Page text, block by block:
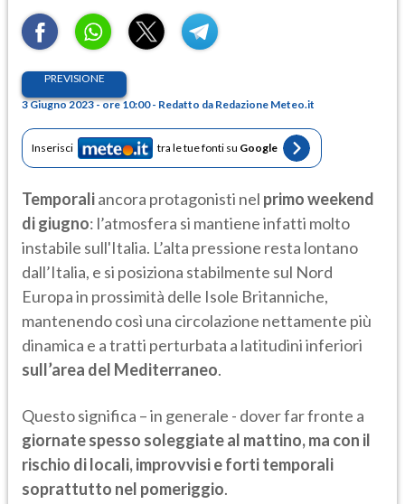
PREVISIONE
3 Giugno 2023 - ore 10:00 - Redatto da Redazione Meteo.it
Inserisci tra le tue fonti su Google
Temporaliancora protagonisti nel primo weekend
di giugno: l’atmosfera si mantiene infatti molto
instabile sull'Italia. L’alta pressione resta lontano
dall’Italia, e si posiziona stabilmente sul Nord
Europa in prossimità delle Isole Britanniche,
mantenendo così una circolazione nettamente più
dinamica e a tratti perturbata a latitudini inferiori
sull’area del Mediterraneo.
Questo significa – in generale - dover far fronte a
giornate spesso soleggiate al mattino, ma con il
rischio di locali, improvvisi e forti temporali
soprattutto nel pomeriggio.